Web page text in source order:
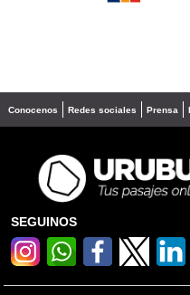
Conocenos Redes sociales Prensa
SEGUINOS